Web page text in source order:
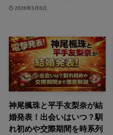
2026年3月6日
神尾楓珠と平手友梨奈が結
婚発表！出会いはいつ？馴
れ初めや交際期間を時系列